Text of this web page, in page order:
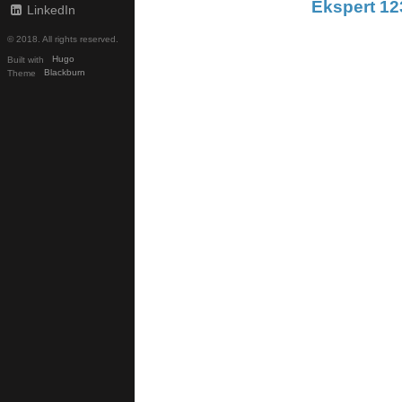
LinkedIn
© 2018. All rights reserved.
Built with
Hugo
Theme
Blackburn
Ekspert